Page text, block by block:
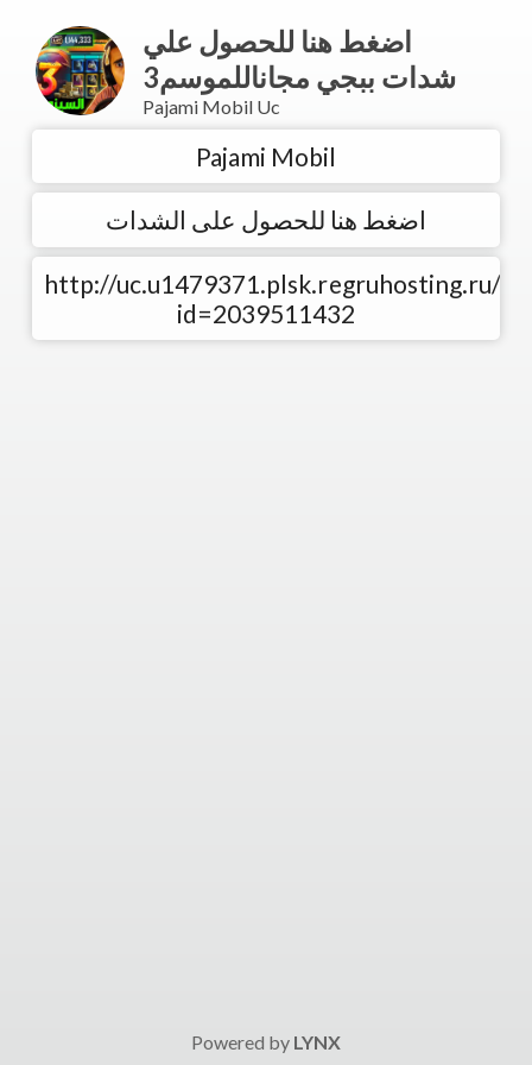
اضغط هنا للحصول علي
شدات ببجي مجاناللموسم3
Pajami Mobil Uc
Pajami Mobil
اضغط هنا للحصول على الشدات
http://uc.u1479371.plsk.regruhosting.ru/
id=2039511432
Powered by LYNX